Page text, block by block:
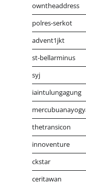
owntheaddress
polres-serkot
advent1jkt
st-bellarminus
syj
iaintulungagung
thetransicon
innoventure
ckstar
ceritawan